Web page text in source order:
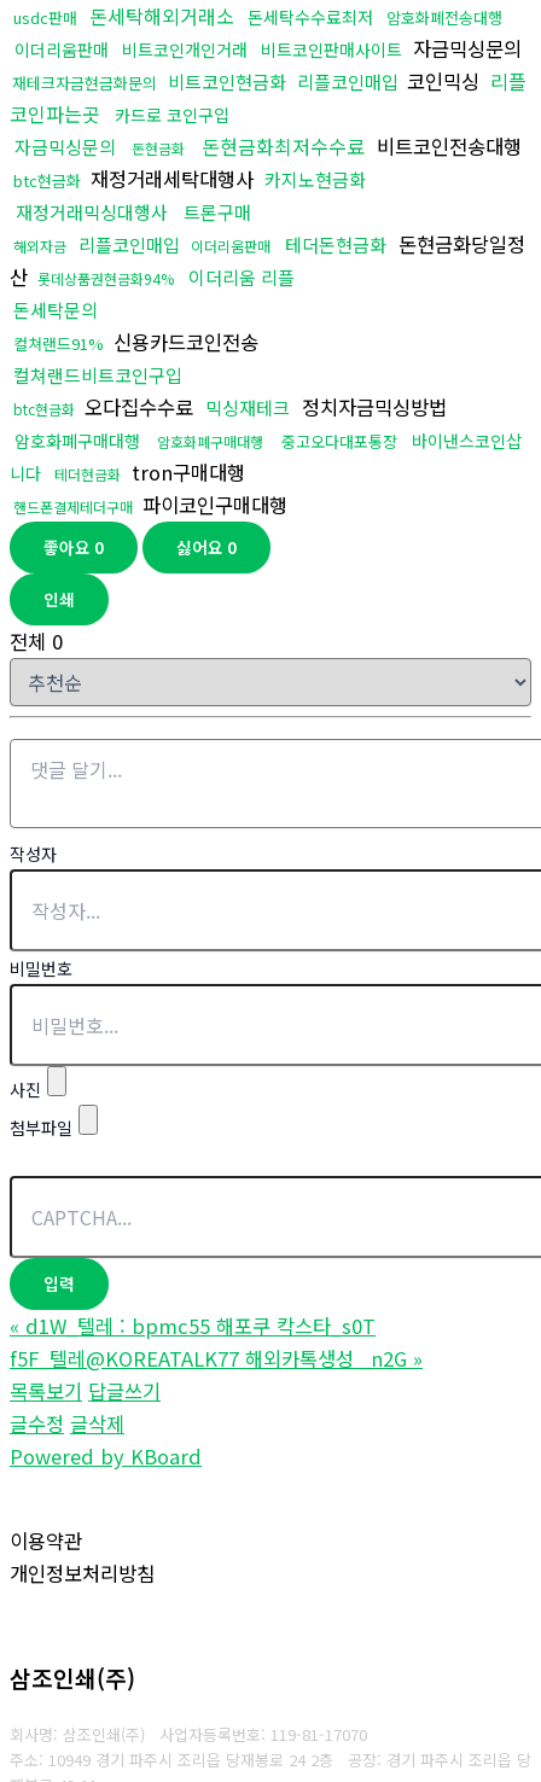
usdc판매 돈세탁해외거래소 돈세탁수수료최저 암호화폐전송대행
이더리움판매 비트코인개인거래 비트코인판매사이트 자금믹싱문의
재테크자금현금화문의 비트코인현금화 리플코인매입 코인믹싱 리플
코인파는곳
카드로 코인구입
자금믹싱문의 돈현금화 돈현금화최저수수료 비트코인전송대행
btc현금화 재정거래세탁대행사 카지노현금화
재정거래믹싱대행사
트론구매
해외자금 리플코인매입 이더리움판매 테더돈현금화 돈현금화당일정
산 롯데상품권현금화94%
이더리움 리플
돈세탁문의
컬쳐랜드91% 신용카드코인전송
컬쳐랜드비트코인구입
btc현금화 오다집수수료 믹싱재테크 정치자금믹싱방법
암호화폐구매대행 암호화폐구매대행 중고오다대포통장
바이낸스코인삽
니다
테더현금화 tron구매대행
핸드폰결제테더구매 파이코인구매대행
좋아요 0 싫어요 0
인쇄
전체 0
작성자
비밀번호
사진
첨부파일
« d1W_텔레 : bpmc55 해포쿠 칵스타_s0T
f5F_텔레@KOREATALK77 해외카톡생성 _n2G »
목록보기 답글쓰기
글수정 글삭제
Powered by KBoard
이용약관
개인정보처리방침
삼조인쇄(주)
회사명: 삼조인쇄(주) 사업자등록번호: 119-81-17070
주소: 10949 경기 파주시 조리읍 당재봉로 24 2층 공장: 경기 파주시 조리읍 당